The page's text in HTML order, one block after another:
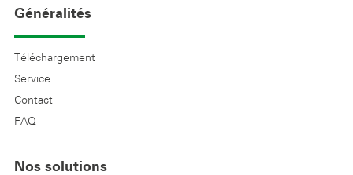
Généralités
Téléchargement
Service
Contact
FAQ
Nos solutions